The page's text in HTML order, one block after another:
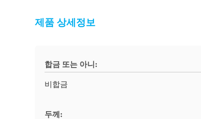
제품 상세정보
합금 또는 아니:
비합금
두께: